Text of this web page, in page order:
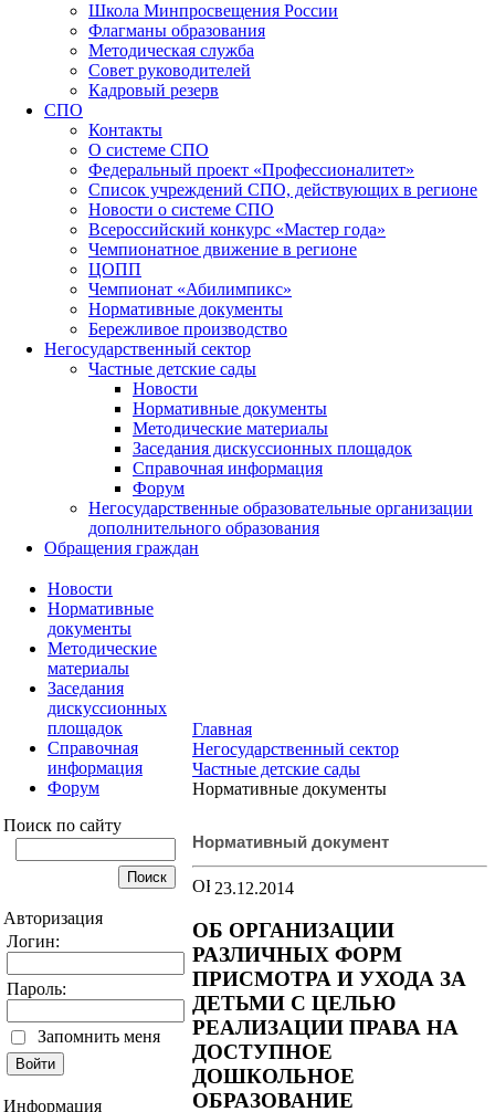
Школа Минпросвещения России
Флагманы образования
Методическая служба
Совет руководителей
Кадровый резерв
СПО
Контакты
О системе СПО
Федеральный проект «Профессионалитет»
Список учреждений СПО, действующих в регионе
Новости о системе СПО
Всероссийский конкурс «Мастер года»
Чемпионатное движение в регионе
ЦОПП
Чемпионат «Абилимпикс»
Нормативные документы
Бережливое производство
Негосударственный сектор
Частные детские сады
Новости
Нормативные документы
Методические материалы
Заседания дискуссионных площадок
Справочная информация
Форум
Негосударственные образовательные организации
дополнительного образования
Обращения граждан
Новости
Нормативные
документы
Методические
материалы
Заседания
дискуссионных
площадок
Справочная
информация
Форум
Поиск по сайту
Авторизация
Логин:
Пароль:
Запомнить меня
Информация
Главная
Негосударственный сектор
Частные детские сады
Нормативные документы
Нормативный документ
23.12.2014
ОБ ОРГАНИЗАЦИИ
РАЗЛИЧНЫХ ФОРМ
ПРИСМОТРА И УХОДА ЗА
ДЕТЬМИ С ЦЕЛЬЮ
РЕАЛИЗАЦИИ ПРАВА НА
ДОСТУПНОЕ
ДОШКОЛЬНОЕ
ОБРАЗОВАНИЕ